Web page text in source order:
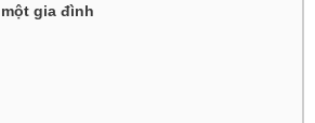
một gia đình